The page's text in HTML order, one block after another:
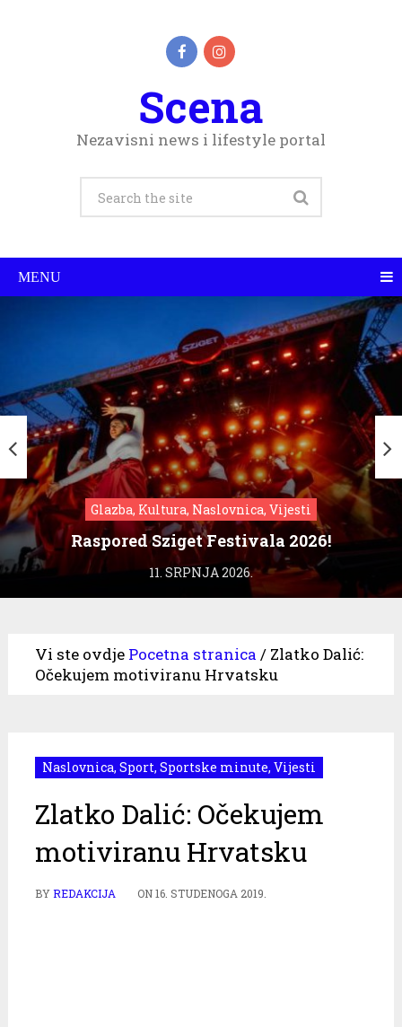
Scena
Nezavisni news i lifestyle portal
MENU
Glazba, Kultura, Naslovnica, Vijesti
Raspored Sziget Festivala 2026!
11. SRPNJA 2026.
Vi ste ovdje Pocetna stranica / Zlatko Dalić:
Očekujem motiviranu Hrvatsku
Naslovnica, Sport, Sportske minute, Vijesti
Zlatko Dalić: Očekujem
motiviranu Hrvatsku
BYREDAKCIJA ON16. STUDENOGA 2019.